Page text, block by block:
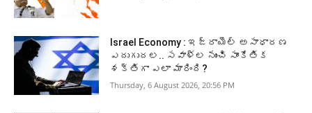
Israel Economy : ఇజ్రాయెల్‌ అసాధారణ
ఎదుగుదల.. సవాళ్ల నుంచి సాంకేతిక
శక్తిగా ఎలా మారింది?
Thursday, 6 August 2026, 20:56 PM